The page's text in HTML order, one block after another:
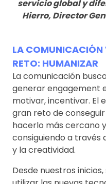
servicio global y
Hierro, Director
LA COMUNICACIÓN
RETO: HUMANIZAR
La comunicación
generar engagement
motivar, incentivar. El
gran reto de
hacerlo más cercano
consiguiendo a través
y la creatividad.
Desde nuestros